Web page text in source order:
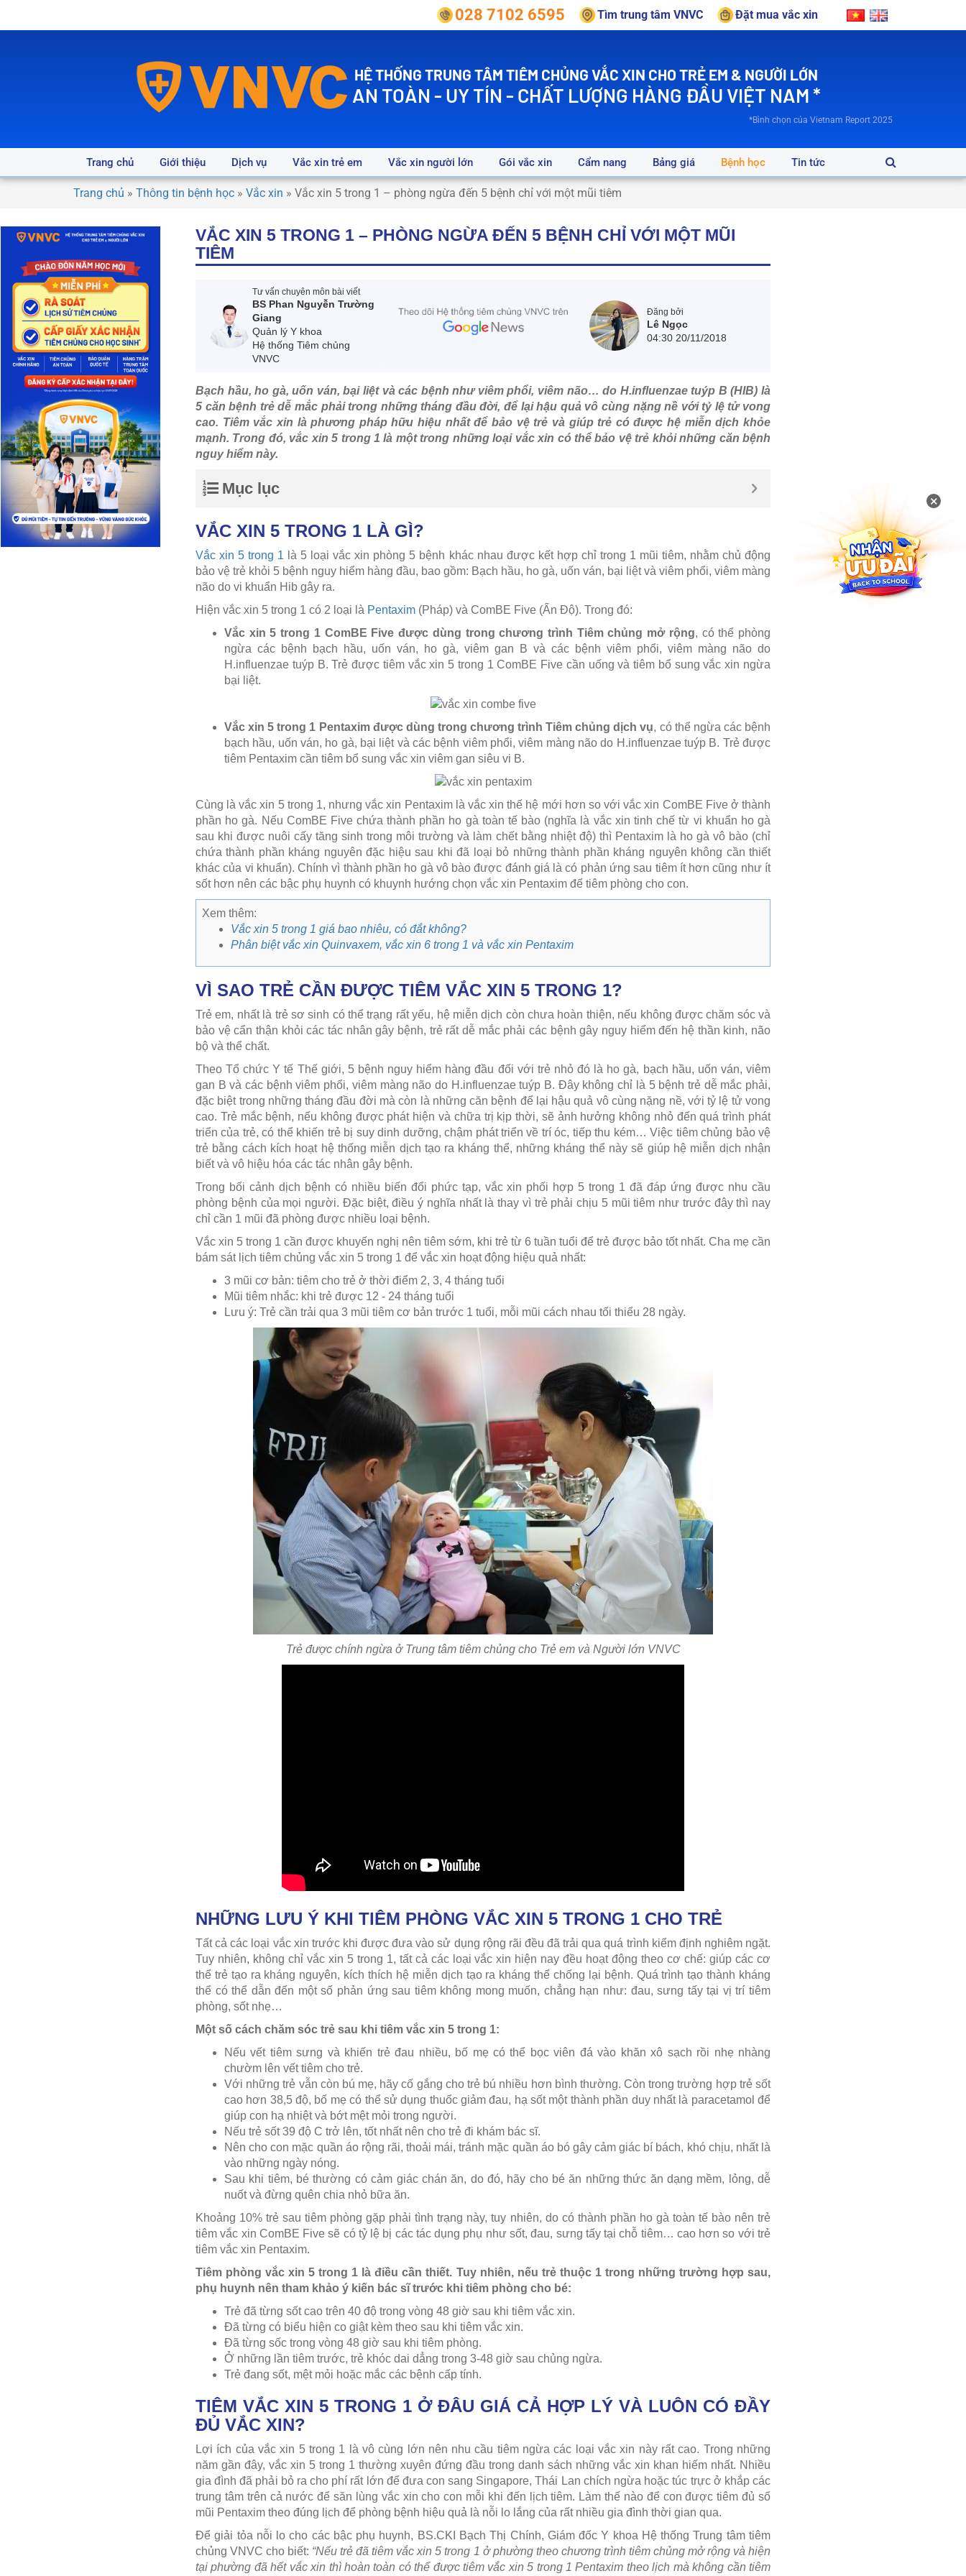
028 7102 6595 Tìm trung tâm VNVC Đặt mua vắc xin
HỆ THỐNG TRUNG TÂM TIÊM CHỦNG VẮC XIN CHO TRẺ EM & NGƯỜI LỚN
AN TOÀN - UY TÍN - CHẤT LƯỢNG HÀNG ĐẦU VIỆT NAM *
*Bình chọn của Vietnam Report 2025
Trang chủ Giới thiệu Dịch vụ Vắc xin trẻ em Vắc xin người lớn Gói vắc xin Cẩm nang Bảng giá Bệnh học Tin tức
Trang chủ » Thông tin bệnh học » Vắc xin » Vắc xin 5 trong 1 – phòng ngừa đến 5 bệnh chỉ với một mũi tiêm
VẮC XIN 5 TRONG 1 – PHÒNG NGỪA ĐẾN 5 BỆNH CHỈ VỚI MỘT MŨI
TIÊM
Tư vấn chuyên môn bài viết
BS Phan Nguyễn Trường
Giang
Quản lý Y khoa
Hệ thống Tiêm chủng
VNVC
Đăng bởi
Lê Ngọc
04:30 20/11/2018
Bạch hầu, ho gà, uốn ván, bại liệt và các bệnh như viêm phổi, viêm não… do H.influenzae tuýp B (HIB) là
5 căn bệnh trẻ dễ mắc phải trong những tháng đầu đời, để lại hậu quả vô cùng nặng nề với tỷ lệ tử vong
cao. Tiêm vắc xin là phương pháp hữu hiệu nhất để bảo vệ trẻ và giúp trẻ có được hệ miễn dịch khỏe
mạnh. Trong đó, vắc xin 5 trong 1 là một trong những loại vắc xin có thể bảo vệ trẻ khỏi những căn bệnh
nguy hiểm này.
Mục lục
VẮC XIN 5 TRONG 1 LÀ GÌ?
Vắc xin 5 trong 1 là 5 loại vắc xin phòng 5 bệnh khác nhau được kết hợp chỉ trong 1 mũi tiêm, nhằm chủ động
bảo vệ trẻ khỏi 5 bệnh nguy hiểm hàng đầu, bao gồm: Bạch hầu, ho gà, uốn ván, bại liệt và viêm phổi, viêm màng
não do vi khuẩn Hib gây ra.
Hiện vắc xin 5 trong 1 có 2 loại là Pentaxim (Pháp) và ComBE Five (Ấn Độ). Trong đó:
Vắc xin 5 trong 1 ComBE Five được dùng trong chương trình Tiêm chủng mở rộng, có thể phòng
ngừa các bệnh bạch hầu, uốn ván, ho gà, viêm gan B và các bệnh viêm phổi, viêm màng não do
H.influenzae tuýp B. Trẻ được tiêm vắc xin 5 trong 1 ComBE Five cần uống và tiêm bổ sung vắc xin ngừa
bại liệt.
Vắc xin 5 trong 1 Pentaxim được dùng trong chương trình Tiêm chủng dịch vụ, có thể ngừa các bệnh
bạch hầu, uốn ván, ho gà, bại liệt và các bệnh viêm phổi, viêm màng não do H.influenzae tuýp B. Trẻ được
tiêm Pentaxim cần tiêm bổ sung vắc xin viêm gan siêu vi B.
Cùng là vắc xin 5 trong 1, nhưng vắc xin Pentaxim là vắc xin thế hệ mới hơn so với vắc xin ComBE Five ở thành
phần ho gà. Nếu ComBE Five chứa thành phần ho gà toàn tế bào (nghĩa là vắc xin tinh chế từ vi khuẩn ho gà
sau khi được nuôi cấy tăng sinh trong môi trường và làm chết bằng nhiệt độ) thì Pentaxim là ho gà vô bào (chỉ
chứa thành phần kháng nguyên đặc hiệu sau khi đã loại bỏ những thành phần kháng nguyên không cần thiết
khác của vi khuẩn). Chính vì thành phần ho gà vô bào được đánh giá là có phản ứng sau tiêm ít hơn cũng như ít
sốt hơn nên các bậc phụ huynh có khuynh hướng chọn vắc xin Pentaxim để tiêm phòng cho con.
Xem thêm:
Vắc xin 5 trong 1 giá bao nhiêu, có đắt không?
Phân biệt vắc xin Quinvaxem, vắc xin 6 trong 1 và vắc xin Pentaxim
VÌ SAO TRẺ CẦN ĐƯỢC TIÊM VẮC XIN 5 TRONG 1?
Trẻ em, nhất là trẻ sơ sinh có thể trạng rất yếu, hệ miễn dịch còn chưa hoàn thiện, nếu không được chăm sóc và
bảo vệ cẩn thận khỏi các tác nhân gây bệnh, trẻ rất dễ mắc phải các bệnh gây nguy hiểm đến hệ thần kinh, não
bộ và thể chất.
Theo Tổ chức Y tế Thế giới, 5 bệnh nguy hiểm hàng đầu đối với trẻ nhỏ đó là ho gà, bạch hầu, uốn ván, viêm
gan B và các bệnh viêm phổi, viêm màng não do H.influenzae tuýp B. Đây không chỉ là 5 bệnh trẻ dễ mắc phải,
đặc biệt trong những tháng đầu đời mà còn là những căn bệnh để lại hậu quả vô cùng nặng nề, với tỷ lệ tử vong
cao. Trẻ mắc bệnh, nếu không được phát hiện và chữa trị kịp thời, sẽ ảnh hưởng không nhỏ đến quá trình phát
triển của trẻ, có thể khiến trẻ bị suy dinh dưỡng, chậm phát triển về trí óc, tiếp thu kém… Việc tiêm chủng bảo vệ
trẻ bằng cách kích hoạt hệ thống miễn dịch tạo ra kháng thể, những kháng thể này sẽ giúp hệ miễn dịch nhận
biết và vô hiệu hóa các tác nhân gây bệnh.
Trong bối cảnh dịch bệnh có nhiều biến đổi phức tạp, vắc xin phối hợp 5 trong 1 đã đáp ứng được nhu cầu
phòng bệnh của mọi người. Đặc biệt, điều ý nghĩa nhất là thay vì trẻ phải chịu 5 mũi tiêm như trước đây thì nay
chỉ cần 1 mũi đã phòng được nhiều loại bệnh.
Vắc xin 5 trong 1 cần được khuyến nghị nên tiêm sớm, khi trẻ từ 6 tuần tuổi để trẻ được bảo tốt nhất. Cha mẹ cần
bám sát lịch tiêm chủng vắc xin 5 trong 1 để vắc xin hoạt động hiệu quả nhất:
3 mũi cơ bản: tiêm cho trẻ ở thời điểm 2, 3, 4 tháng tuổi
Mũi tiêm nhắc: khi trẻ được 12 - 24 tháng tuổi
Lưu ý: Trẻ cần trải qua 3 mũi tiêm cơ bản trước 1 tuổi, mỗi mũi cách nhau tối thiểu 28 ngày.
Trẻ được chính ngừa ở Trung tâm tiêm chủng cho Trẻ em và Người lớn VNVC
NHỮNG LƯU Ý KHI TIÊM PHÒNG VẮC XIN 5 TRONG 1 CHO TRẺ
Tất cả các loại vắc xin trước khi được đưa vào sử dụng rộng rãi đều đã trải qua quá trình kiểm định nghiêm ngặt.
Tuy nhiên, không chỉ vắc xin 5 trong 1, tất cả các loại vắc xin hiện nay đều hoạt động theo cơ chế: giúp các cơ
thể trẻ tạo ra kháng nguyên, kích thích hệ miễn dịch tạo ra kháng thể chống lại bệnh. Quá trình tạo thành kháng
thể có thể dẫn đến một số phản ứng sau tiêm không mong muốn, chẳng hạn như: đau, sưng tấy tại vị trí tiêm
phòng, sốt nhẹ…
Một số cách chăm sóc trẻ sau khi tiêm vắc xin 5 trong 1:
Nếu vết tiêm sưng và khiến trẻ đau nhiều, bố mẹ có thể bọc viên đá vào khăn xô sạch rồi nhẹ nhàng
chườm lên vết tiêm cho trẻ.
Với những trẻ vẫn còn bú mẹ, hãy cố gắng cho trẻ bú nhiều hơn bình thường. Còn trong trường hợp trẻ sốt
cao hơn 38,5 độ, bố mẹ có thể sử dụng thuốc giảm đau, hạ sốt một thành phần duy nhất là paracetamol để
giúp con hạ nhiệt và bớt mệt mỏi trong người.
Nếu trẻ sốt 39 độ C trở lên, tốt nhất nên cho trẻ đi khám bác sĩ.
Nên cho con mặc quần áo rộng rãi, thoải mái, tránh mặc quần áo bó gây cảm giác bí bách, khó chịu, nhất là
vào những ngày nóng.
Sau khi tiêm, bé thường có cảm giác chán ăn, do đó, hãy cho bé ăn những thức ăn dạng mềm, lỏng, dễ
nuốt và đừng quên chia nhỏ bữa ăn.
Khoảng 10% trẻ sau tiêm phòng gặp phải tình trạng này, tuy nhiên, do có thành phần ho gà toàn tế bào nên trẻ
tiêm vắc xin ComBE Five sẽ có tỷ lệ bị các tác dụng phụ như sốt, đau, sưng tấy tại chỗ tiêm… cao hơn so với trẻ
tiêm vắc xin Pentaxim.
Tiêm phòng vắc xin 5 trong 1 là điều cần thiết. Tuy nhiên, nếu trẻ thuộc 1 trong những trường hợp sau,
phụ huynh nên tham khảo ý kiến bác sĩ trước khi tiêm phòng cho bé:
Trẻ đã từng sốt cao trên 40 độ trong vòng 48 giờ sau khi tiêm vắc xin.
Đã từng có biểu hiện co giật kèm theo sau khi tiêm vắc xin.
Đã từng sốc trong vòng 48 giờ sau khi tiêm phòng.
Ở những lần tiêm trước, trẻ khóc dai dẳng trong 3-48 giờ sau chủng ngừa.
Trẻ đang sốt, mệt mỏi hoặc mắc các bệnh cấp tính.
TIÊM VẮC XIN 5 TRONG 1 Ở ĐÂU GIÁ CẢ HỢP LÝ VÀ LUÔN CÓ ĐẦY
ĐỦ VẮC XIN?
Lợi ích của vắc xin 5 trong 1 là vô cùng lớn nên nhu cầu tiêm ngừa các loại vắc xin này rất cao. Trong những
năm gần đây, vắc xin 5 trong 1 thường xuyên đứng đầu trong danh sách những vắc xin khan hiếm nhất. Nhiều
gia đình đã phải bỏ ra cho phí rất lớn để đưa con sang Singapore, Thái Lan chích ngừa hoặc túc trực ở khắp các
trung tâm trên cả nước để săn lùng vắc xin cho con mỗi khi đến lịch tiêm. Làm thế nào để con được tiêm đủ số
mũi Pentaxim theo đúng lịch để phòng bệnh hiệu quả là nỗi lo lắng của rất nhiều gia đình thời gian qua.
Để giải tỏa nỗi lo cho các bậc phụ huynh, BS.CKI Bạch Thị Chính, Giám đốc Y khoa Hệ thống Trung tâm tiêm
chủng VNVC cho biết: “Nếu trẻ đã tiêm vắc xin 5 trong 1 ở phường theo chương trình tiêm chủng mở rộng và hiện
tại phường đã hết vắc xin thì hoàn toàn có thể được tiêm vắc xin 5 trong 1 Pentaxim theo lịch mà không cần tiêm
×